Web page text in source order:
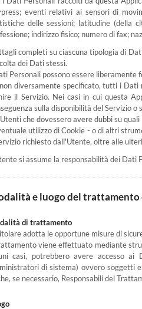
eventi relativi ai sensori di
delle sessioni; latitudine (della
indirizzo fisico; numero di fax;
completi su ciascuna tipologia di
dei Dati stessi.
Personali possono essere
diversamente specificato, tutti i Dati
il Servizio. Nei casi in cui questa
sulla disponibilità del Servizio o
che dovessero avere dubbi su
utilizzo di Cookie - o di altri
richiesto dall'Utente, oltre alle
si assume la responsabilità dei
e luogo del
di trattamento
adotta le opportune misure di
viene effettuato mediante
casi, potrebbero avere accesso ai
di sistema) ovvero soggetti
se necessario, Responsabili del